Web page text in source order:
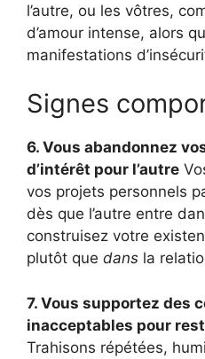
l’autre, ou les vôtres,
d’amour intense, alors
manifestations
Signes
6. Vous abandonnez
d’intérêt pour l’autre
vos projets personnels
dès que l’autre entre
construisez votre
plutôt que dans la
7. Vous supportez des
inacceptables pour
Trahisons répétées,